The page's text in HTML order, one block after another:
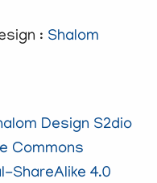
: Shalom
Design S2dio
Commons
ShareAlike 4.0